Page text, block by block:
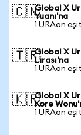
🇨🇳Global X
Yuanı'na
1 URAon
🇹🇷Global X
Lirası'na
1 URAon
🇰🇷Global X
Kore
1 URAon